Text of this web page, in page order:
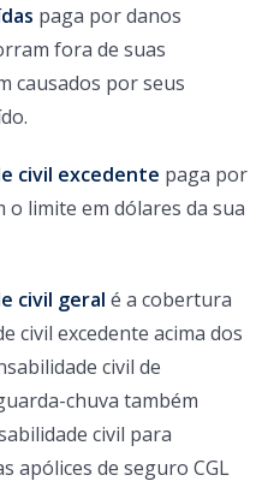
paga por danos
fora de suas
causados ​​por seus
civil excedente paga por
o limite em dólares da sua
civil geral é a cobertura
civil excedente acima dos
civil de
chuva também
civil para
apólices de seguro CGL